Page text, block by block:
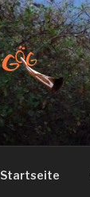
Startseite